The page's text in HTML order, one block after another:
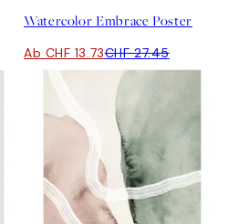
Watercolor Embrace Poster
Ab CHF 13.73CHF 27.45